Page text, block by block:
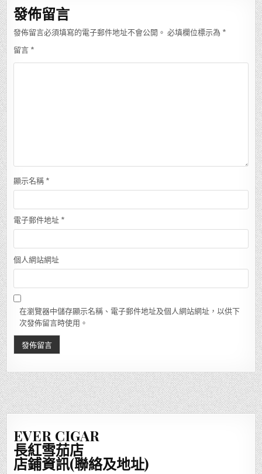
發佈留言
發佈留言必須填寫的電子郵件地址不會公開。 必填欄位標示為 *
留言 *
顯示名稱 *
電子郵件地址 *
個人網站網址
在瀏覽器中儲存顯示名稱、電子郵件地址及個人網站網址，以供下
次發佈留言時使用。
EVER CIGAR
長紅雪茄店
店鋪資訊(聯絡及地址)